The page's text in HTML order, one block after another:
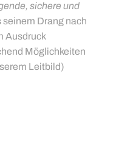
sichere und
seinem Drang nach
Ausdruck
Möglichkeiten
Leitbild)